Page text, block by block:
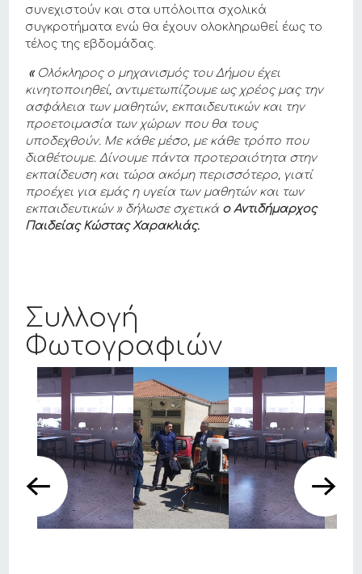
συνεχιστούν και στα υπόλοιπα σχολικά
συγκροτήματα ενώ θα έχουν ολοκληρωθεί έως το
τέλος της εβδομάδας.
« Ολόκληρος ο μηχανισμός του Δήμου έχει
κινητοποιηθεί, αντιμετωπίζουμε ως χρέος μας την
ασφάλεια των μαθητών, εκπαιδευτικών και την
προετοιμασία των χώρων που θα τους
υποδεχθούν. Με κάθε μέσο, με κάθε τρόπο που
διαθέτουμε. Δίνουμε πάντα προτεραιότητα στην
εκπαίδευση και τώρα ακόμη περισσότερο, γιατί
προέχει για εμάς η υγεία των μαθητών και των
εκπαιδευτικών » δήλωσε σχετικά ο Αντιδήμαρχος
Παιδείας Κώστας Χαρακλιάς.
Συλλογή
Φωτογραφιών